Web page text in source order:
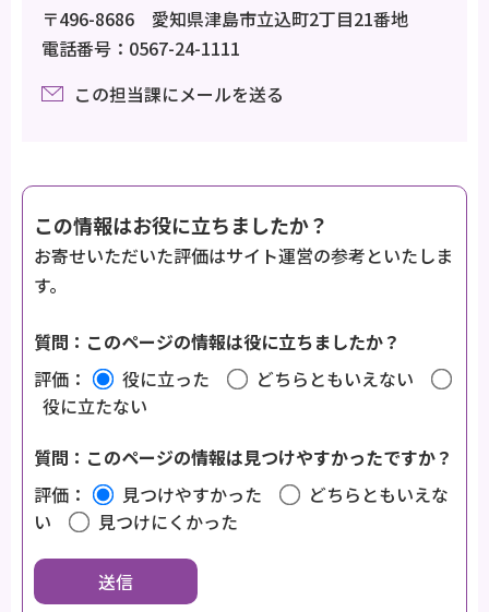
〒496-8686 愛知県津島市立込町2丁目21番地
電話番号：0567-24-1111
この担当課にメールを送る
この情報はお役に立ちましたか？
お寄せいただいた評価はサイト運営の参考といたしま
す。
質問：このページの情報は役に立ちましたか？
評価：
役に立った
どちらともいえない
役に立たない
質問：このページの情報は見つけやすかったですか？
評価：
見つけやすかった
どちらともいえな
い
見つけにくかった